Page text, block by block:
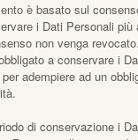
è basato sul
i Dati Personali più
non venga
a conservare i
adempiere ad un
di conservazione i